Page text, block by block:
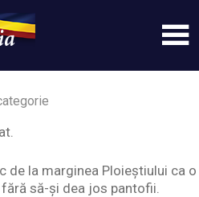
de la marginea Ploieștiului ca o
să-și dea jos pantofii.